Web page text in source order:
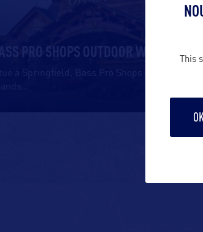
PRO SHOPS OUTDOOR WORLD
à Springfield, Bass Pro Shops Outdoor
This